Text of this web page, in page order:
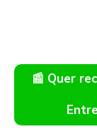
📰 Quer